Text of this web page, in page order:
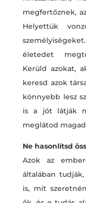
megfertőznek,
Helyettük
életedet
Kerüld azokat,
keresd azok
könnyebb lesz
is a jót látják
meglátod
Ne hasonlítsd
Azok az
általában
is, mit